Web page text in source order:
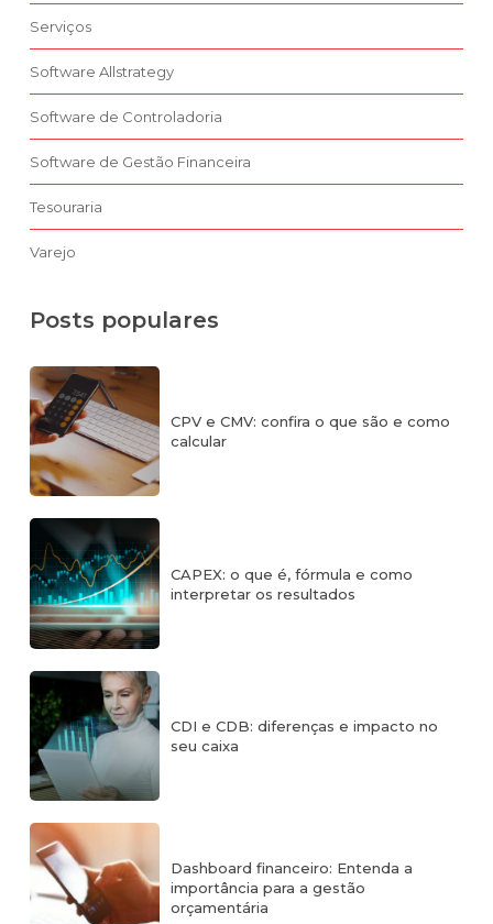
Serviços
Software Allstrategy
Software de Controladoria
Software de Gestão Financeira
Tesouraria
Varejo
Posts populares
CPV e CMV: confira o que são e como
calcular
CAPEX: o que é, fórmula e como
interpretar os resultados
CDI e CDB: diferenças e impacto no
seu caixa
Dashboard financeiro: Entenda a
importância para a gestão
orçamentária